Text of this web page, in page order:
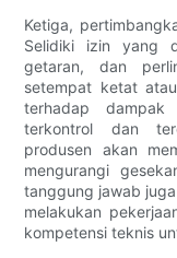
Ketiga,
Selidiki izin yang
getaran, dan
setempat ketat
terhadap
terkontrol dan
produsen akan
mengurangi
tanggung jawab
melakukan
kompetensi teknis